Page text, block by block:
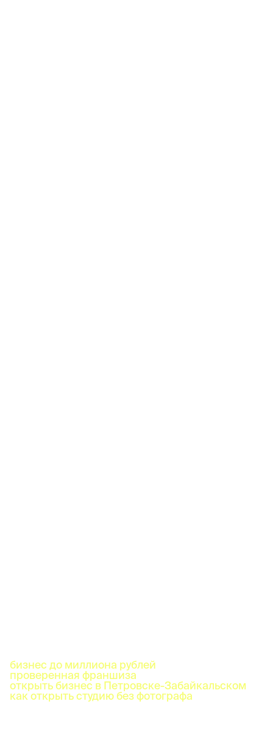
бизнес до миллиона рублей
проверенная франшиза
открыть бизнес в Петровске-Забайкальском
как открыть студию без фотографа